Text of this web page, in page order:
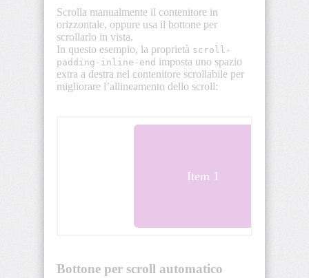
animation-
timing-
function
aspect-